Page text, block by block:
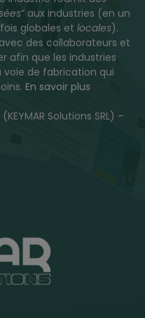
” aux industries (en un
globales et locales).
des collaborateurs et
afin que les industries
de fabrication qui
En savoir plus
(KEYMAR Solutions SRL) –